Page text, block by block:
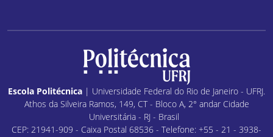
Escola Politécnica | Universidade Federal do Rio de Janeiro - UFRJ.
Athos da Silveira Ramos, 149, CT - Bloco A, 2° andar Cidade
Universitária - RJ - Brasil
CEP: 21941-909 - Caixa Postal 68536 - Telefone: +55 - 21 - 3938-